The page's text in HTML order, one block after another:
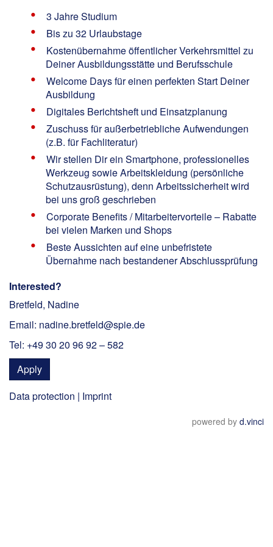
3 Jahre Studium
Bis zu 32 Urlaubstage
Kostenübernahme öffentlicher Verkehrsmittel zu
Deiner Ausbildungsstätte und Berufsschule
Welcome Days für einen perfekten Start Deiner
Ausbildung
Digitales Berichtsheft und Einsatzplanung
Zuschuss für außerbetriebliche Aufwendungen
(z.B. für Fachliteratur)
Wir stellen Dir ein Smartphone, professionelles
Werkzeug sowie Arbeitskleidung (persönliche
Schutzausrüstung), denn Arbeitssicherheit wird
bei uns groß geschrieben
Corporate Benefits / Mitarbeitervorteile – Rabatte
bei vielen Marken und Shops
Beste Aussichten auf eine unbefristete
Übernahme nach bestandener Abschlussprüfung
Interested?
Bretfeld, Nadine
Email: nadine.bretfeld@spie.de
Tel: +49 30 20 96 92 – 582
Apply
Data protection | Imprint
powered by d.vinci